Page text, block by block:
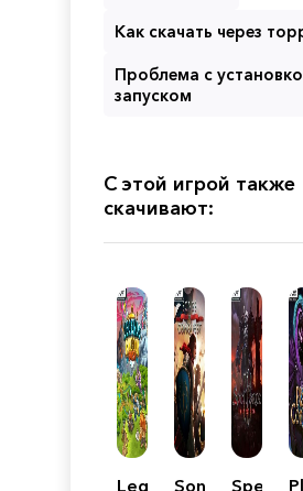
Как скачать через
Проблема с
запуском
С этой игрой также
скачивают:
LegendsSongs